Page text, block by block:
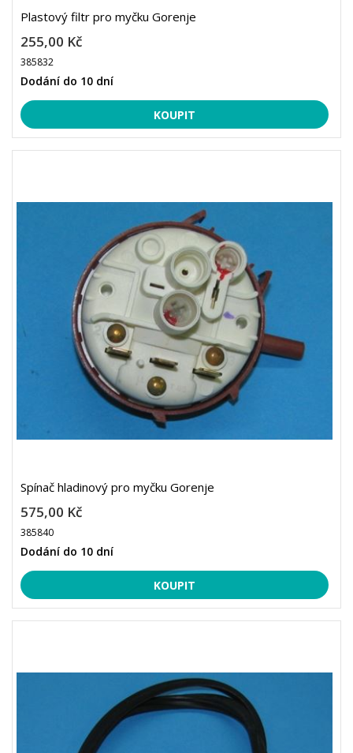
Plastový filtr pro myčku Gorenje
255,00 Kč
385832
Dodání do 10 dní
Spínač hladinový pro myčku Gorenje
575,00 Kč
385840
Dodání do 10 dní